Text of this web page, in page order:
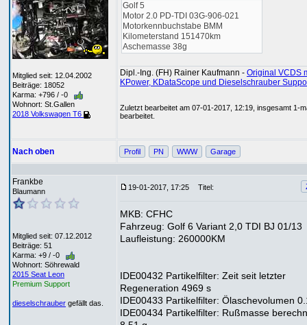
Mitglied seit: 12.04.2002
Beiträge: 18052
Karma: +796 / -0
Wohnort: St.Gallen
2018 Volkswagen T6
Golf 5
Motor 2.0 PD-TDI 03G-906-021
Motorkennbuchstabe BMM
Kilometerstand 151470km
Aschemasse 38g
Dipl.-Ing. (FH) Rainer Kaufmann - Original VCDS
KPower, KDataScope und Dieselschrauber
Zuletzt bearbeitet am 07-01-2017, 12:19, insgesamt 1-
bearbeitet.
Nach oben Profil PN WWW Garage
Frankbe
Blaumann
Mitglied seit: 07.12.2012
Beiträge: 51
Karma: +9 / -0
Wohnort: Söhrewald
2015 Seat Leon
Premium Support
dieselschrauber gefällt das.
19-01-2017, 17:25 Titel:
MKB: CFHC
Fahrzeug: Golf 6 Variant 2,0 TDI BJ 01/13
Laufleistung: 260000KM
IDE00432 Partikelfilter: Zeit seit letzter
Regeneration 4969 s
IDE00433 Partikelfilter: Ölaschevolumen
IDE00434 Partikelfilter: Rußmasse